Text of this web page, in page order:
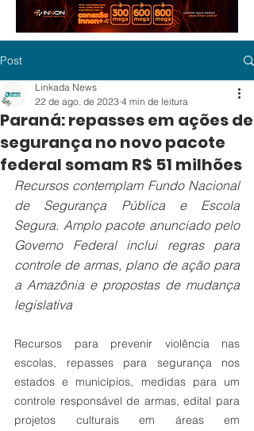
Post
Paraná: repasses em ações de
segurança no novo pacote
federal somam R$ 51 milhões
Linkada News
22 de ago. de 2023 4 min de leitura
Recursos contemplam Fundo Nacional
de Segurança Pública e Escola
Segura. Amplo pacote anunciado pelo
Governo Federal inclui regras para
controle de armas, plano de ação para
a Amazônia e propostas de mudança
legislativa
Recursos para prevenir violência nas
escolas, repasses para segurança nos
estados e municípios, medidas para um
controle responsável de armas, edital para
projetos culturais em áreas em